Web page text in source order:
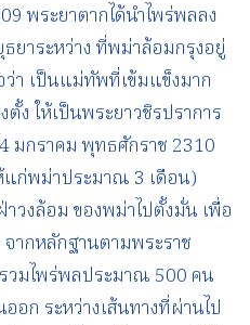
พระยาตากได้นำไพร่พลลง
ยาระหว่าง ที่พม่าล้อมกรุงอยู่
ว่า เป็นแม่ทัพที่เข้มแข็งมาก
ง ให้เป็นพระยาวชิรปราการ
มกราคม พุทธศักราช 2310
แก่พม่าประมาณ 3 เดือน)
วงล้อม ของพม่าไปตั้งมั่น เพื่อ
กหลักฐานตามพระราช
วมไพร่พลประมาณ 500 คน
อก ระหว่างเส้นทางที่ผ่านไป